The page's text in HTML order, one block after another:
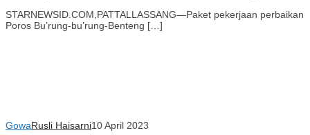
STARNEWSID.COM,PATTALLASSANG—Paket pekerjaan perbaikan
Poros Bu’rung-bu’rung-Benteng […]
GowaRusli Haisarni10 April 2023